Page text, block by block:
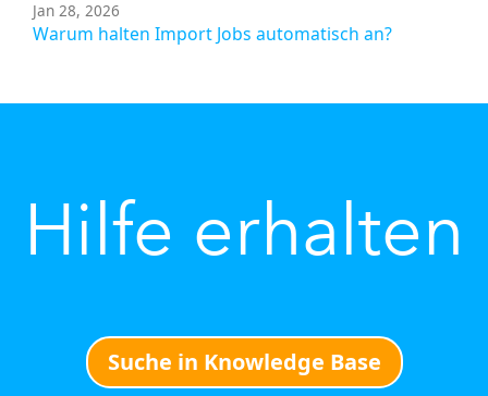
Jan 28, 2026
Warum halten Import Jobs automatisch an?
Hilfe erhalten
Suche in Knowledge Base